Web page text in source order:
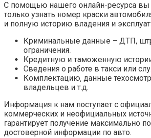
С помощью нашего онлайн-ресурса
только узнать номер краски
и полную историю владения и
Криминальные данные – ДТП,
ограничения.
Кредитную и таможенную
Сведения о работе в такси или
Комплектацию, данные
владельцев и т.д.
Информация к нам поступает с
коммерческих и неофициальных
гарантирует получение максимально
достоверной информации по авто.